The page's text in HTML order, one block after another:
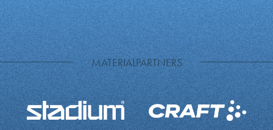
MATERIALPARTNERS